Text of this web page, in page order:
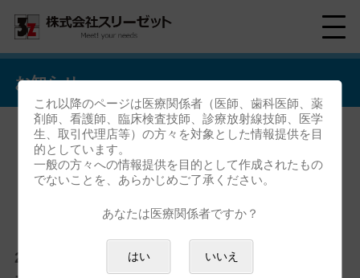
お知らせ
「世界鼻科学会議」出展のお知
2024年4月4日（木）〜 4月6日（土）に、京王
これ以降のページは医療関係者（医師、歯科医師、薬
剤師、看護師、臨床検査技師、診療放射線技師、医学
生、取引代理店等）の方々を対象とした情報提供を目
的としています。
一般の方々への情報提供を目的として作成されたもの
でないことを、あらかじめご了承ください。
あなたは医療関係者ですか？
はい いいえ